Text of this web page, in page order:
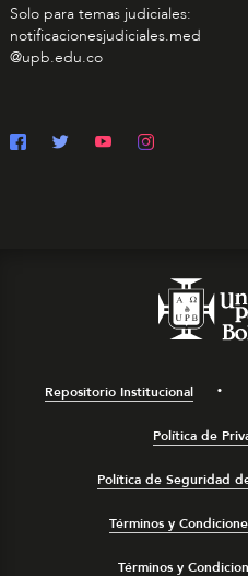
Solo para temas judiciales:
notificacionesjudiciales.med
@upb.edu.co
Repositorio Institucional
Política de
Política de Seguridad
Términos y
Términos y